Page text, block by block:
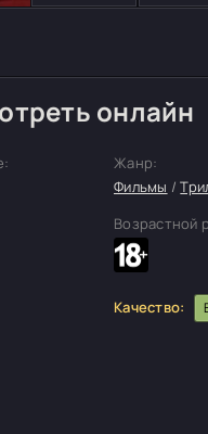
онлайн
Жанр:
Фильмы /
Возрастной
Качество: